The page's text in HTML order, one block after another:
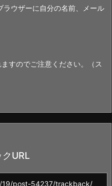
ラウザーに自分の名前、メール
すのでご注意ください。（ス
クURL